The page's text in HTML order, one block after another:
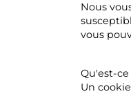
Nous
vous
Qu'est-
Un